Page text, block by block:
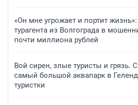
«Он мне угрожает и портит
турагента из Волгограда в
почти миллиона рублей
Вой сирен, злые туристы и грязь.
самый большой аквапарк в
туристки